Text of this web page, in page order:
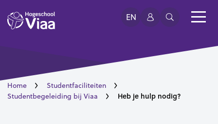
EN
Home
Studentfaciliteiten
Studentbegeleiding bij Viaa
Heb je hulp nodig?